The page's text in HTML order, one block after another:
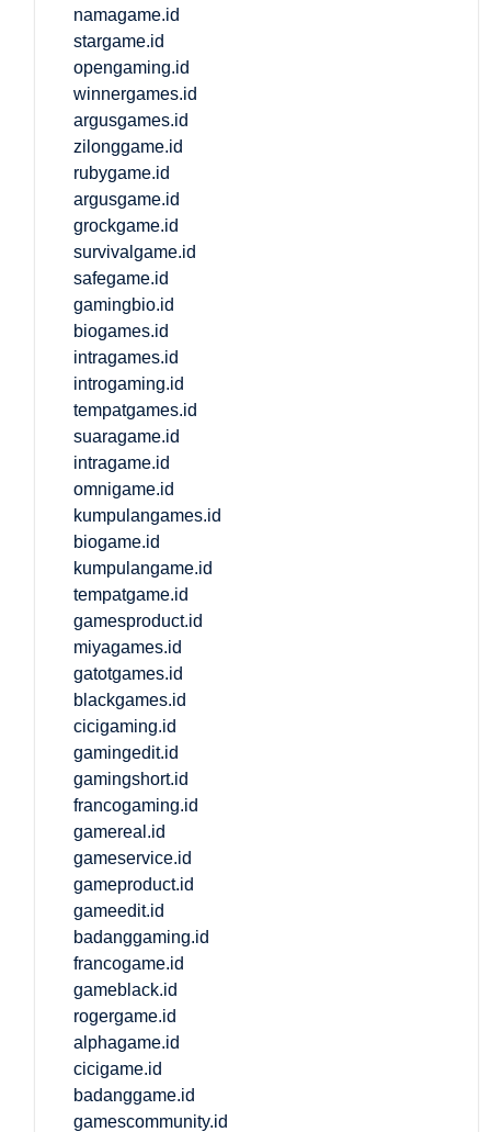
namagame.id
stargame.id
opengaming.id
winnergames.id
argusgames.id
zilonggame.id
rubygame.id
argusgame.id
grockgame.id
survivalgame.id
safegame.id
gamingbio.id
biogames.id
intragames.id
introgaming.id
tempatgames.id
suaragame.id
intragame.id
omnigame.id
kumpulangames.id
biogame.id
kumpulangame.id
tempatgame.id
gamesproduct.id
miyagames.id
gatotgames.id
blackgames.id
cicigaming.id
gamingedit.id
gamingshort.id
francogaming.id
gamereal.id
gameservice.id
gameproduct.id
gameedit.id
badanggaming.id
francogame.id
gameblack.id
rogergame.id
alphagame.id
cicigame.id
badanggame.id
gamescommunity.id